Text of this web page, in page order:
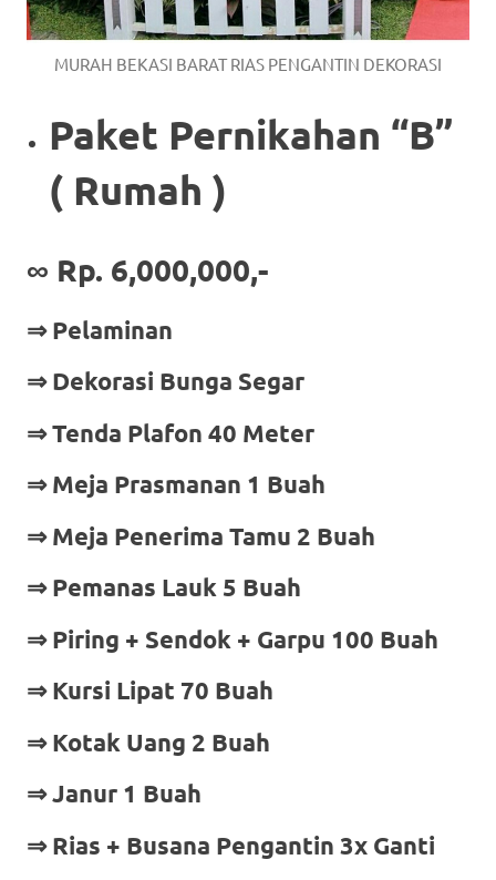
MURAH BEKASI BARAT RIAS PENGANTIN DEKORASI
Paket Pernikahan “B”
( Rumah )
∞ Rp. 6,000,000,-
⇒ Pelaminan
⇒ Dekorasi Bunga Segar
⇒ Tenda Plafon 40 Meter
⇒ Meja Prasmanan 1 Buah
⇒ Meja Penerima Tamu 2 Buah
⇒ Pemanas Lauk 5 Buah
⇒ Piring + Sendok + Garpu 100 Buah
⇒ Kursi Lipat 70 Buah
⇒ Kotak Uang 2 Buah
⇒ Janur 1 Buah
⇒ Rias + Busana Pengantin 3x Ganti